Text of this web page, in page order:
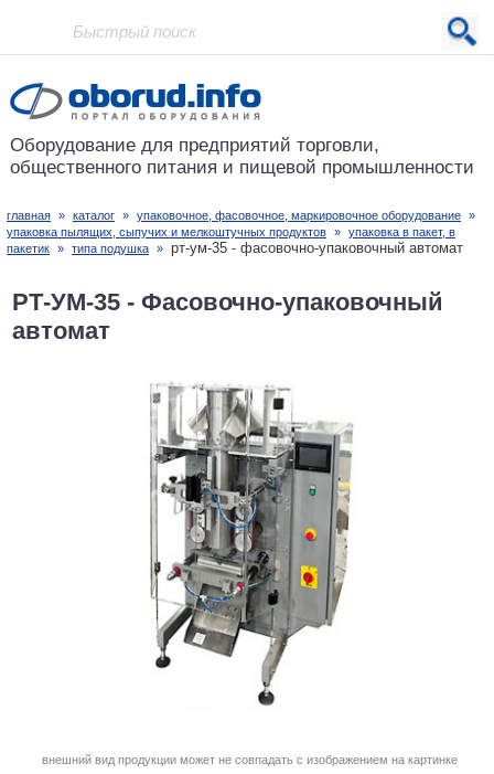
Проект основан в 2001 году
Оборудование для предприятий торговли,
общественного питания и пищевой промышленности
главная » каталог » упаковочное, фасовочное, маркировочное оборудование »
упаковка пылящих, сыпучих и мелкоштучных продуктов » упаковка в пакет, в
пакетик » типа подушка » рт-ум-35 - фасовочно-упаковочный автомат
РТ-УМ-35 - Фасовочно-упаковочный
автомат
внешний вид продукции может не совпадать с изображением на картинке